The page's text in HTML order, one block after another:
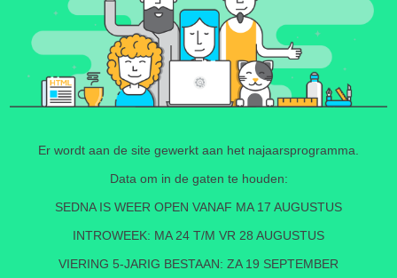
Er wordt aan de site gewerkt aan het najaarsprogramma.
Data om in de gaten te houden:
SEDNA IS WEER OPEN VANAF MA 17 AUGUSTUS
INTROWEEK: MA 24 T/M VR 28 AUGUSTUS
VIERING 5-JARIG BESTAAN: ZA 19 SEPTEMBER